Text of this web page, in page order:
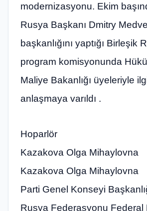
modernizasyonu. Ekim
Rusya Başkanı Dmitry
başkanlığını yaptığı Birleşik
program komisyonunda
Maliye Bakanlığı üyeleriyle
anlaşmaya varıldı .
Hoparlör
Kazakova Olga Mihaylovna
Kazakova Olga Mihaylovna
Parti Genel Konseyi
Rusya Federasyonu Federal